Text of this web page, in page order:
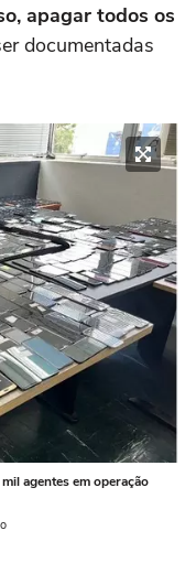
apagar todos os
documentadas
agentes em operação